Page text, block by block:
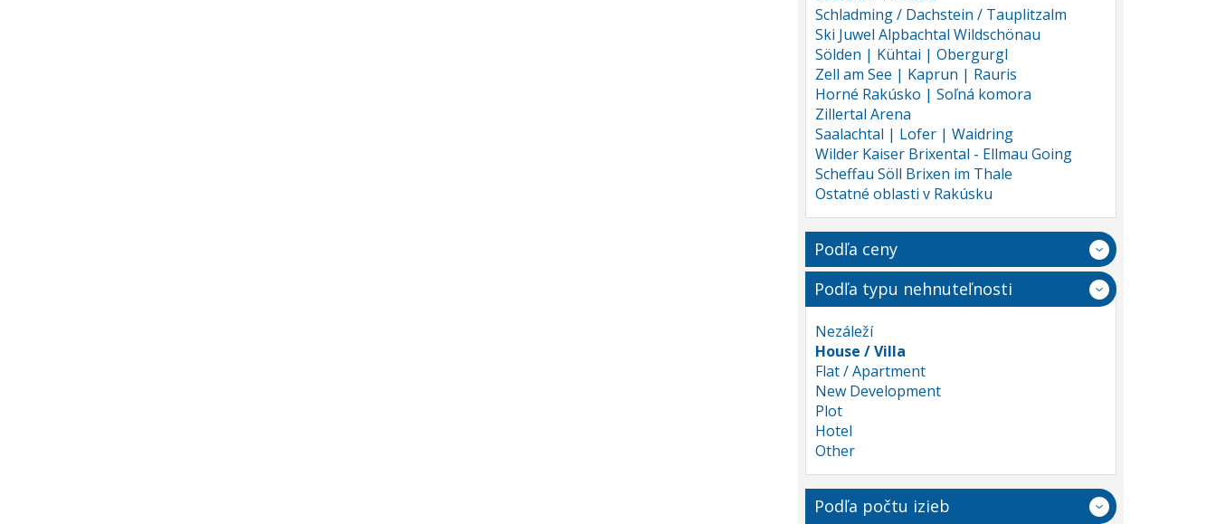
Schladming / Dachstein / Tauplitzalm
Ski Juwel Alpbachtal Wildschönau
Sölden | Kühtai | Obergurgl
Zell am See | Kaprun | Rauris
Horné Rakúsko | Soľná komora
Zillertal Arena
Saalachtal | Lofer | Waidring
Wilder Kaiser Brixental - Ellmau Going
Scheffau Söll Brixen im Thale
Ostatné oblasti v Rakúsku
Podľa ceny
Podľa typu nehnuteľnosti
Nezáleží
House / Villa
Flat / Apartment
New Development
Plot
Hotel
Other
Podľa počtu izieb